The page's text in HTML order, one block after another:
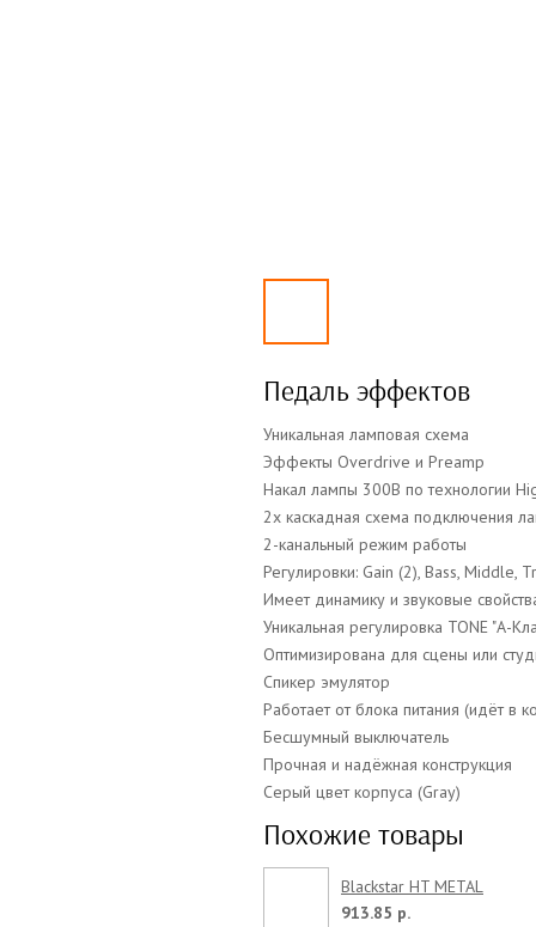
Педаль эффектов
Уникальная ламповая схема
Эффекты Overdrive и Preamp
Накал лампы 300В по технологии
2х каскадная схема подключения
2-канальный режим работы
Регулировки: Gain (2), Bass, Middle,
Имеет динамику и звуковые
Уникальная регулировка TONE "А-
Оптимизирована для сцены или
Спикер эмулятор
Работает от блока питания (идёт в
Бесшумный выключатель
Прочная и надёжная конструкция
Серый цвет корпуса (Gray)
Похожие товары
Blackstar HT METAL
913.85 р.